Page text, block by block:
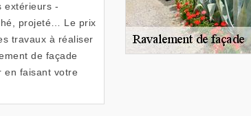
extérieurs -
projeté… Le prix
travaux à réaliser
de façade
en faisant votre